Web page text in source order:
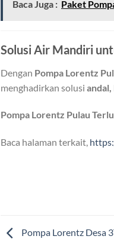
Baca Juga : Paket
Solusi Air Mandiri
Dengan Pompa Lorentz
menghadirkan solusi
Pompa Lorentz Pulau
Baca halaman terkait,
Pompa Lorentz Desa